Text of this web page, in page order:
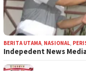
BERITA UTAMA, NASIONAL,
Indepedent News